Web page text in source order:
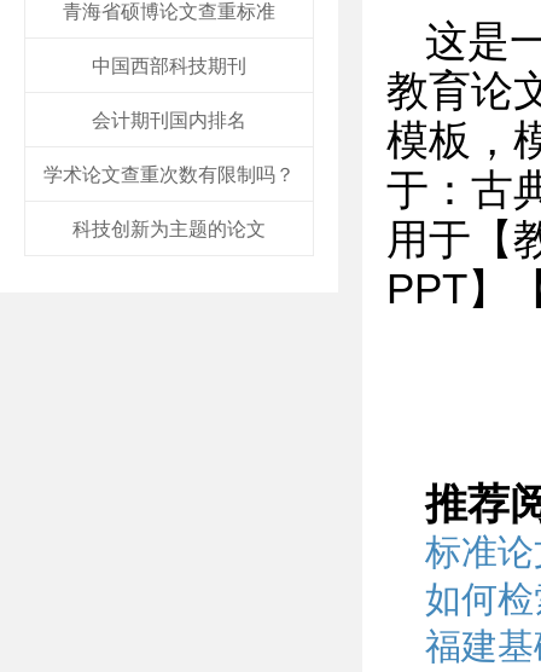
青海省硕博论文查重标准
中国西部科技期刊
会计期刊国内排名
学术论文查重次数有限制吗？
科技创新为主题的论文
这是
教育论
模板，
于：古
用于【
PPT】
推荐
标准
如何
福建